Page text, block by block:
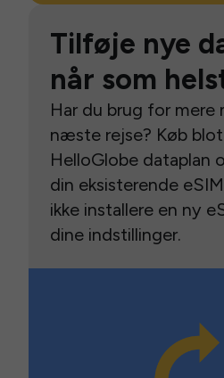
Tilføje nye
når som
Har du brug for mere
næste rejse? Køb
HelloGlobe dataplan
din eksisterende
ikke installere en ny
dine indstillinger.